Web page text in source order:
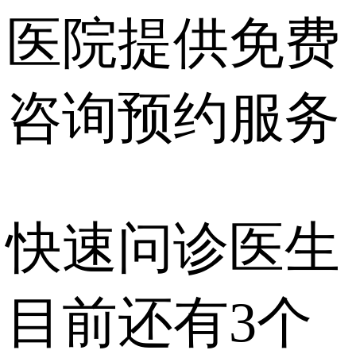
医院提供免费
咨询预约服务
快速问诊医生
目前还有3个